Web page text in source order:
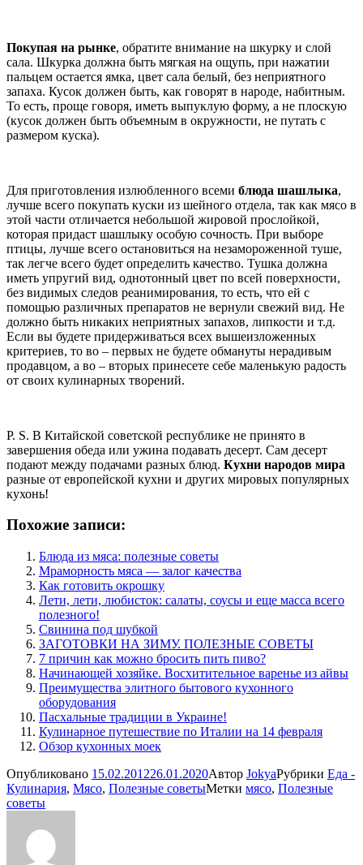
Покупая на рынке, обратите внимание на шкурку и слой
сала. Шкурка должна быть мягкая на ощупь, при нажатии
пальцем остается ямка, цвет сала белый, без неприятного
запаха. Кусок должен быть, как говорят в народе, набитным.
То есть, проще говоря, иметь выпуклую форму, а не плоскую
(кусок должен быть объемным в окружности, не путать с
размером куска).
Для приготовления излюбленного всеми блюда шашлыка,
лучше всего покупать куски из шейного отдела, так как мясо в
этой части отличается небольшой жировой прослойкой,
которая придаст шашлыку особую сочность. При выборе
птицы, лучше всего остановиться на незамороженной туше,
так легче всего будет определить качество. Тушка должна
иметь упругий вид, однотонный цвет по всей поверхности,
без видимых следов реанимирования, то есть, что ей с
помощью различных препаратов не вернули свежий вид. Не
должно быть никаких неприятных запахов, липкости и т.д.
Если вы будете придерживаться всех вышеизложенных
критериев, то во – первых не будете обмануты нерадивым
продавцом, а во – вторых принесете себе маленькую радость
от своих кулинарных творений.
P. S. В Китайской советской республике не принято в
завершения обеда или ужина подавать десерт. Сам десерт
подают между подачами разных блюд. Кухни народов мира
разные от европейской кухни и других мировых популярных
кухонь!
Похожие записи:
Блюда из мяса: полезные советы
Мраморность мяса — залог качества
Как готовить окрошку
Лети, лети, любисток: салаты, соусы и еще масса всего
полезного!
Свинина под шубкой
ЗАГОТОВКИ НА ЗИМУ. ПОЛЕЗНЫЕ СОВЕТЫ
7 причин как можно бросить пить пиво?
Начинающей хозяйке. Восхитительное варенье из айвы
Преимущества элитного бытового кухонного
оборудования
Пасхальные традиции в Украине!
Кулинарное путешествие по Италии на 14 февраля
Обзор кухонных моек
Опубликовано 15.02.201226.01.2020Автор JokyaРубрики Еда -
Кулинария, Мясо, Полезные советыМетки мясо, Полезные
советы